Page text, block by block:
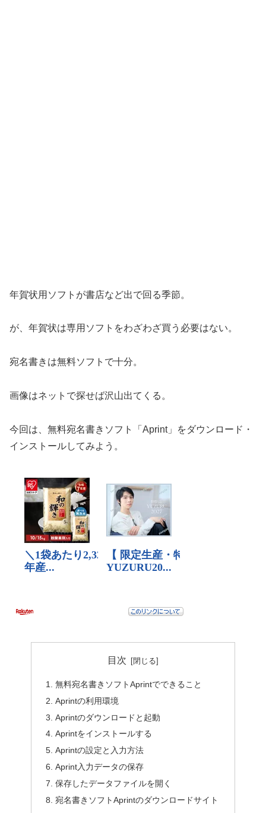
年賀状用ソフトが書店など出で回る季節。
が、年賀状は専用ソフトをわざわざ買う必要はない。
宛名書きは無料ソフトで十分。
画像はネットで探せば沢山出てくる。
今回は、無料宛名書きソフト「Aprint」をダウンロード・
インストールしてみよう。
目次
無料宛名書きソフトAprintでできること
Aprintの利用環境
Aprintのダウンロードと起動
Aprintをインストールする
Aprintの設定と入力方法
Aprint入力データの保存
保存したデータファイルを開く
宛名書きソフトAprintのダウンロードサイト